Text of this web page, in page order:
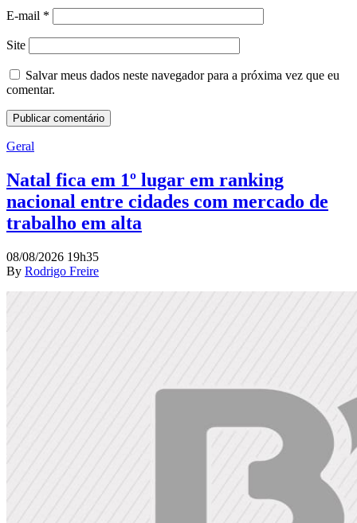
E-mail *
Site
Salvar meus dados neste navegador para a próxima vez que eu
comentar.
Geral
Natal fica em 1º lugar em ranking
nacional entre cidades com mercado de
trabalho em alta
08/08/2026 19h35
By Rodrigo Freire